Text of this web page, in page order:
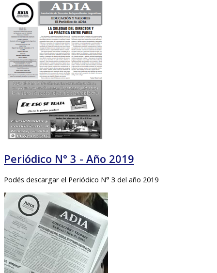
Periódico N° 3 - Año 2019
Podés descargar el Periódico N° 3 del año 2019